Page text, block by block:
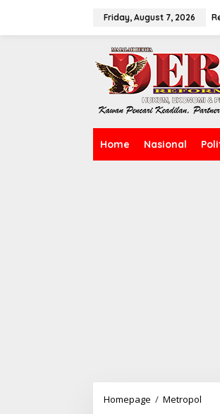
Friday, August 7, 2026
Home Nasional
Homepage / Metropol